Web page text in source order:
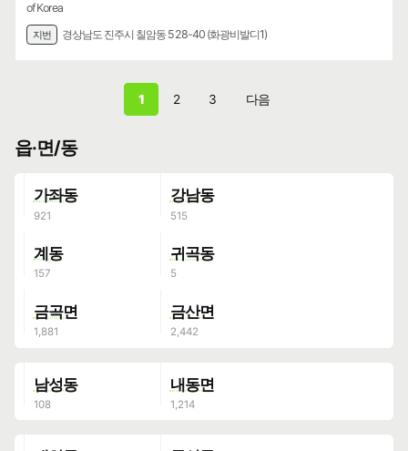
of Korea
지번 경상남도 진주시 칠암동 528-40 (화광비발디1)
1 2 3 다음
읍·면/동
가좌동 강남동
계동 귀곡동
금곡면 금산면
남성동 내동면